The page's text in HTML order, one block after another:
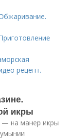
рецепт.
икры
— на манер икры